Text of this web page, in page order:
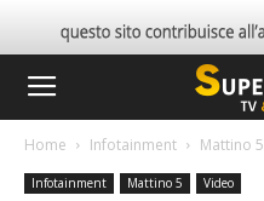
Home Infotainment Mattino 5
Infotainment Mattino 5 Video